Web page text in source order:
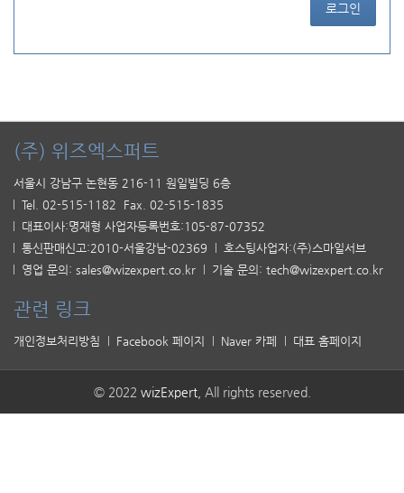
로그인
(주) 위즈엑스퍼트
서울시 강남구 논현동 216-11 원일빌딩 6층
Tel. 02-515-1182 Fax. 02-515-1835
대표이사:명재형 사업자등록번호:105-87-07352
통신판매신고:2010-서울강남-02369
호스팅사업자:(주)스마일서브
영업 문의: sales@wizexpert.co.kr
기술 문의: tech@wizexpert.co.kr
관련 링크
개인정보처리방침 Facebook 페이지 Naver 카페 대표 홈페이지
© 2022 wizExpert, All rights reserved.